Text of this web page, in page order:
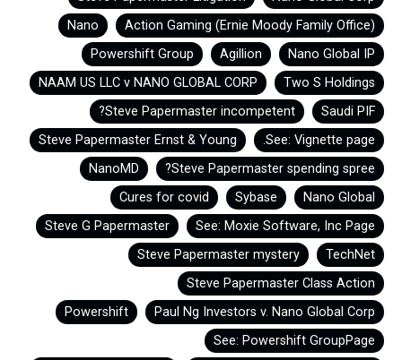
Action Gaming (Ernie Moody Family Office)
Nano
Nano Global IP
Agillion
Powershift Group
Two S Holdings
NAAM US LLC v NANO GLOBAL CORP
Saudi PIF
Steve Papermaster incompetent?
See: Vignette page.
Steve Papermaster Ernst & Young
Steve Papermaster spending spree?
NanoMD
Nano Global
Sybase
Cures for covid
See: Moxie Software, Inc Page
Steve G Papermaster
TechNet
Steve Papermaster mystery
Steve Papermaster Class Action
Paul Ng Investors v. Nano Global Corp
Powershift
See: Powershift GroupPage